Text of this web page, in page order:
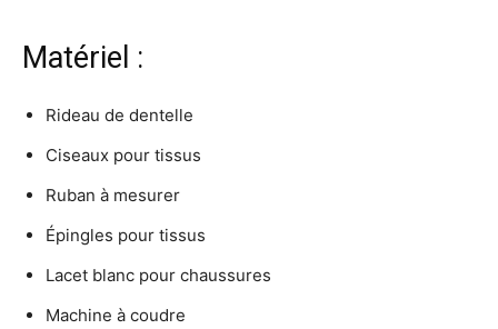
Matériel :
Rideau de dentelle
Ciseaux pour tissus
Ruban à mesurer
Épingles pour tissus
Lacet blanc pour chaussures
Machine à coudre